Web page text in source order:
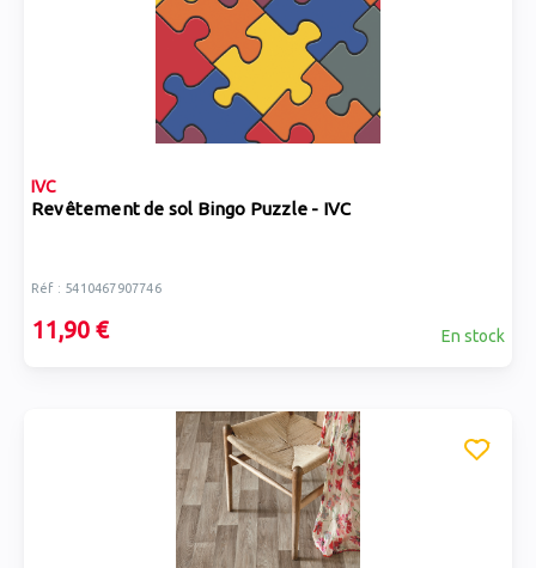
IVC
Revêtement de sol Bingo Puzzle - IVC
Réf : 5410467907746
11,90 € En stock